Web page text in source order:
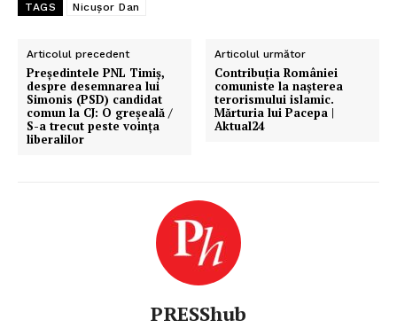
TAGS Nicușor Dan
Articolul precedent
Președintele PNL Timiş,
despre desemnarea lui
Simonis (PSD) candidat
comun la CJ: O greșeală /
S-a trecut peste voinţa
liberalilor
Articolul următor
Contribuția României
comuniste la nașterea
terorismului islamic.
Mărturia lui Pacepa |
Aktual24
PRESShub